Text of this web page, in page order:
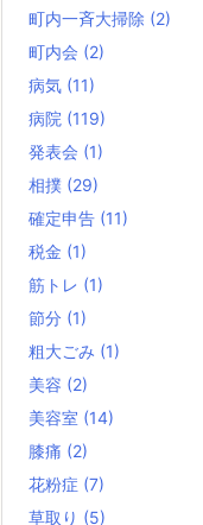
町内一斉大掃除 (2)
町内会 (2)
病気 (11)
病院 (119)
発表会 (1)
相撲 (29)
確定申告 (11)
税金 (1)
筋トレ (1)
節分 (1)
粗大ごみ (1)
美容 (2)
美容室 (14)
膝痛 (2)
花粉症 (7)
草取り (5)